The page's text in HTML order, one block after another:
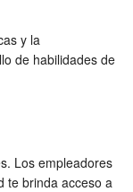
y la
de habilidades de
Los empleadores
te brinda acceso a